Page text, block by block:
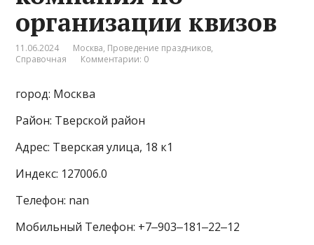
организации квизов
11.06.2024 Москва, Проведение праздников,
Справочная
Комментарии: 0
город: Москва
Район: Тверской район
Адрес: Тверская улица, 18 к1
Индекс: 127006.0
Телефон: nan
Мобильный Телефон: +7‒903‒181‒22‒12